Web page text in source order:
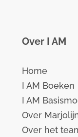
Over I AM
Home
I AM Boeken
I AM
Over
Over het